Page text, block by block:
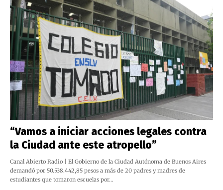
“Vamos a iniciar acciones legales contra
la Ciudad ante este atropello”
Canal Abierto Radio | El Gobierno de la Ciudad Autónoma de Buenos Aires
demandó por 50.538.442,85 pesos a más de 20 padres y madres de
estudiantes que tomaron escuelas por…